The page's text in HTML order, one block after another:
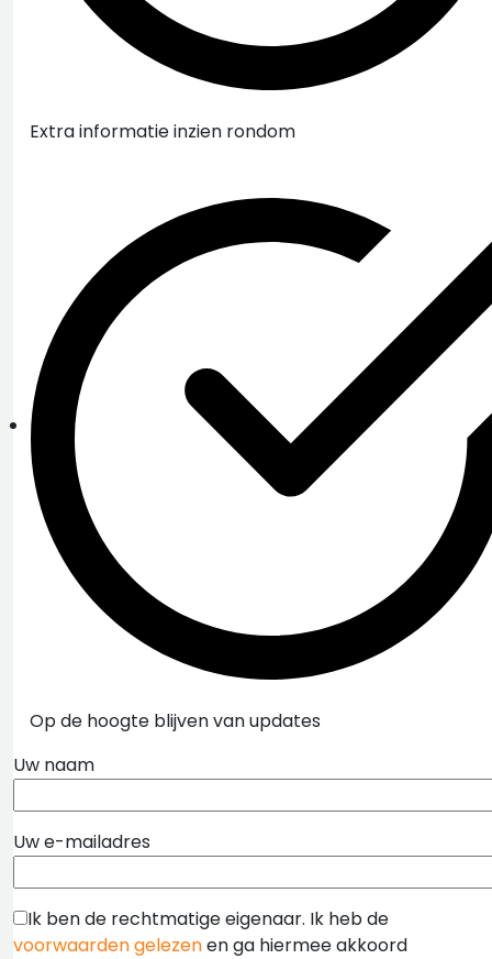
Extra informatie inzien rondom
Op de hoogte blijven van updates
Uw naam
Uw e-mailadres
Ik ben de rechtmatige eigenaar. Ik heb de
voorwaarden gelezenen ga hiermee akkoord